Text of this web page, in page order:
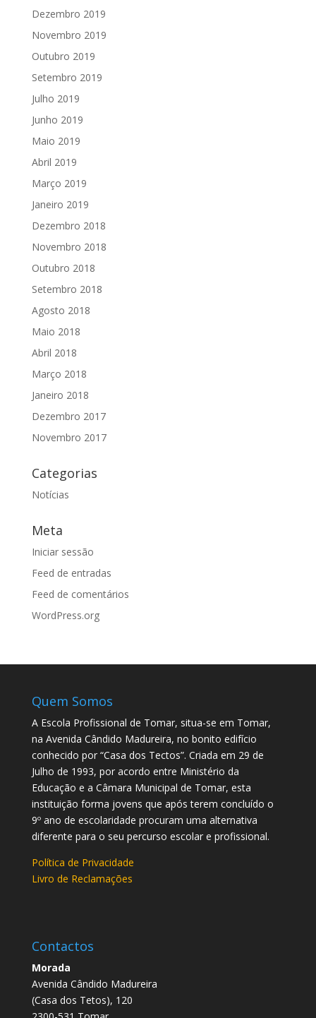
Dezembro 2019
Novembro 2019
Outubro 2019
Setembro 2019
Julho 2019
Junho 2019
Maio 2019
Abril 2019
Março 2019
Janeiro 2019
Dezembro 2018
Novembro 2018
Outubro 2018
Setembro 2018
Agosto 2018
Maio 2018
Abril 2018
Março 2018
Janeiro 2018
Dezembro 2017
Novembro 2017
Categorias
Notícias
Meta
Iniciar sessão
Feed de entradas
Feed de comentários
WordPress.org
Quem Somos
A Escola Profissional de Tomar, situa-se em Tomar,
na Avenida Cândido Madureira, no bonito edifício
conhecido por “Casa dos Tectos”. Criada em 29 de
Julho de 1993, por acordo entre Ministério da
Educação e a Câmara Municipal de Tomar, esta
instituição forma jovens que após terem concluído o
9º ano de escolaridade procuram uma alternativa
diferente para o seu percurso escolar e profissional.
Política de Privacidade
Livro de Reclamações
Contactos
Morada
Avenida Cândido Madureira
(Casa dos Tetos), 120